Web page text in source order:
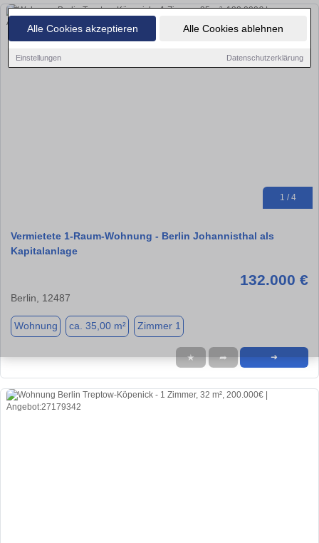
Alle Cookies akzeptieren Alle Cookies ablehnen
Einstellungen Datenschutzerklärung
1 / 4
Vermietete 1-Raum-Wohnung - Berlin Johannisthal als
Kapitalanlage
132.000 €
Berlin, 12487
Wohnung ca. 35,00 m² Zimmer 1
★ ➦ ➜